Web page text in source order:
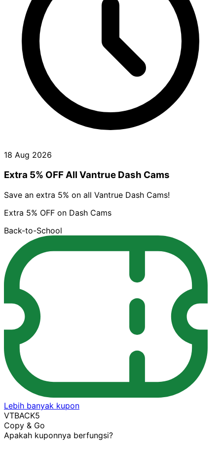
18 Aug 2026
Extra 5% OFF All Vantrue Dash Cams
Save an extra 5% on all Vantrue Dash Cams!
Extra 5% OFF on Dash Cams
Back-to-School
Lebih banyak kupon
VTBACK5
Copy & Go
Apakah kuponnya berfungsi?